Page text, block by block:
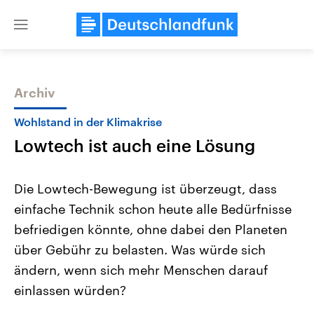
Close
Themen
Landtagswahl Sachsen-Anhalt
2026
Alle Informationen
Sachsen-Anhalt wählt am 6.
September 2026 einen neuen
Bundesland von einer Koalition aus
Aktuelle Beiträge,
Hintergründe
Wirtschaftlich und
Archiv
Wohlstand in der Klimakrise
Lowtech ist auch eine Lösung
Die Lowtech-Bewegung ist überzeugt, dass
einfache Technik schon heute alle Bedürfnisse
befriedigen könnte, ohne dabei den Planeten
über Gebühr zu belasten. Was würde sich
ändern, wenn sich mehr Menschen darauf
einlassen würden?